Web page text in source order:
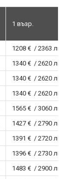
1 възр.
1208 € / 2363 лв.
1340 € / 2620 лв.
1340 € / 2620 лв.
1340 € / 2620 лв.
1565 € / 3060 лв.
1427 € / 2790 лв.
1391 € / 2720 лв.
1396 € / 2730 лв.
1483 € / 2900 лв.